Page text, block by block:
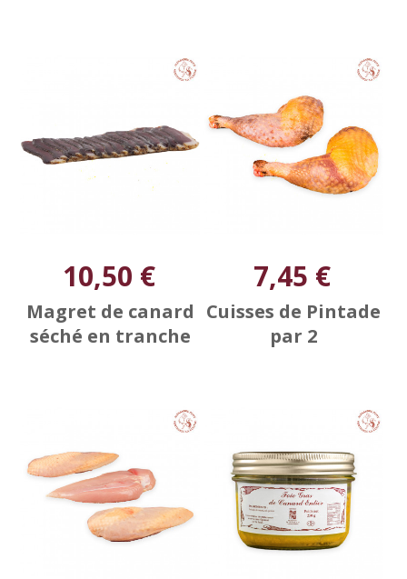
10,50 €
Magret de canard
séché en tranche
7,45 €
Cuisses de Pintade
par 2